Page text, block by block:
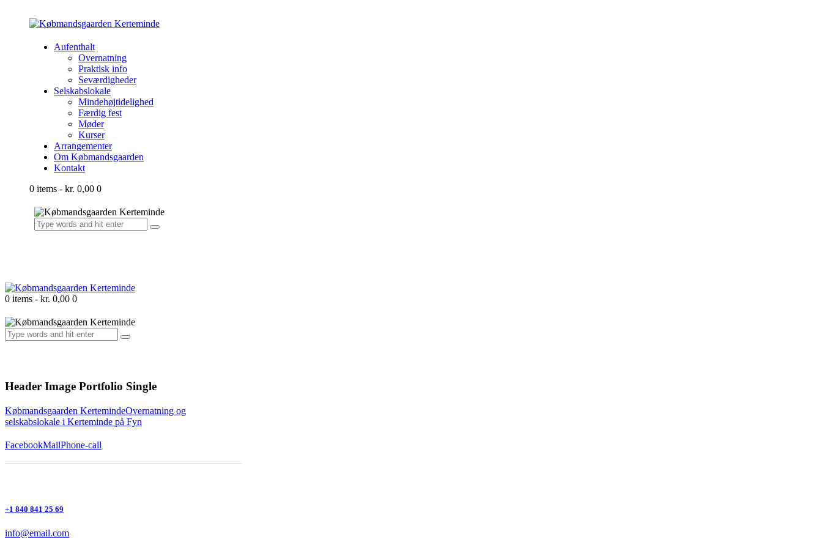
Aufenthalt
Overnatning
Praktisk info
Seværdigheder
Selskabslokale
Mindehøjtidelighed
Færdig fest
Møder
Kurser
Arrangementer
Om Købmandsgaarden
Kontakt
0 items - kr. 0,00 0
0 items - kr. 0,00 0
Header Image Portfolio Single
Købmandsgaarden KertemindeOvernatning og
selskabslokale i Kerteminde på Fyn
FacebookMailPhone-call
+1 840 841 25 69
info@email.com